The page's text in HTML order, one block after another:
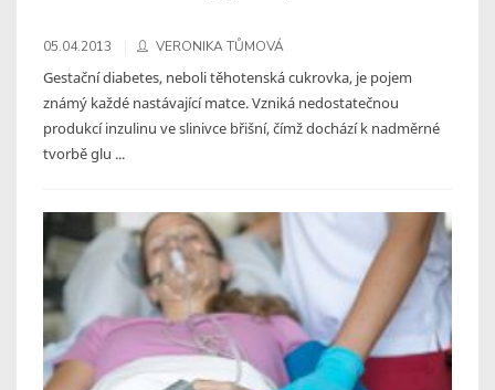
05.04.2013 VERONIKA TŮMOVÁ
Gestační diabetes, neboli těhotenská cukrovka, je pojem
známý každé nastávající matce. Vzniká nedostatečnou
produkcí inzulinu ve slinivce břišní, čímž dochází k nadměrné
tvorbě glu ...